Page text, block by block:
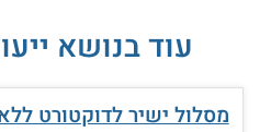
עוד בנושא
מסלול ישיר לדוקטורט